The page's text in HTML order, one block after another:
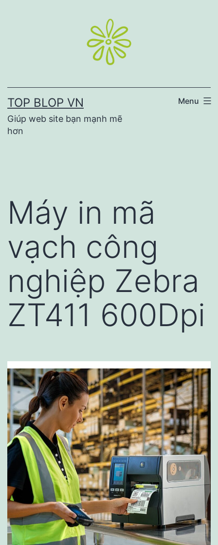
TOP BLOP VN
Giúp web site bạn mạnh mẽ
hơn
Menu
Máy in mã
vạch công
nghiệp Zebra
ZT411 600Dpi